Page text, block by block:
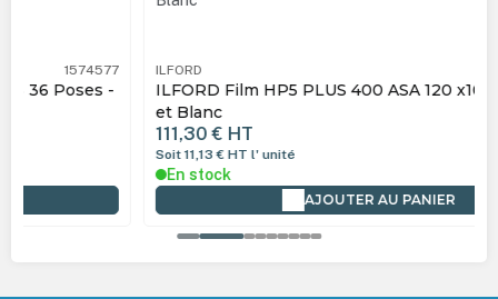
ILFORD
ILFORD Film HP5 PLUS 400 ASA 120 x10 Films Noir
l' unité
AJOUTER AU PANIER